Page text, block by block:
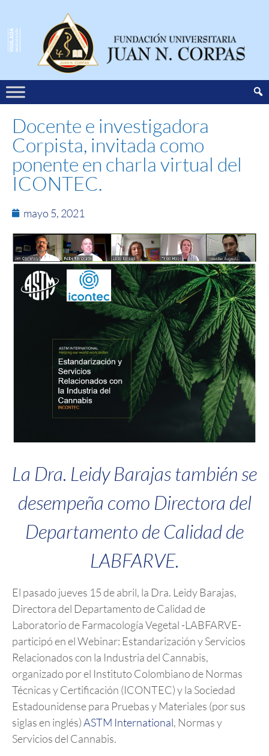
Docente e investigadora
Corpista, invitada como
ponente en charla virtual del
ICONTEC.
mayo 5, 2021
La Dra. Leidy Barajas también se
desempeña como Directora del
Departamento de Calidad de
LABFARVE.
El pasado jueves 15 de abril, la Dra. Leidy Barajas,
Directora del Departamento de Calidad de
Laboratorio de Farmacología Vegetal -LABFARVE-
participó en el Webinar: Estandarización y Servicios
Relacionados con la Industria del Cannabis,
organizado por el Instituto Colombiano de Normas
Técnicas y Certificación (ICONTEC) y la Sociedad
Estadounidense para Pruebas y Materiales (por sus
siglas en inglés)ASTM International, Normas y
Servicios del Cannabis.